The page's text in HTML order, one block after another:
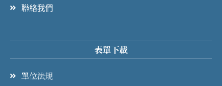
聯絡我們
表單下載
單位法規